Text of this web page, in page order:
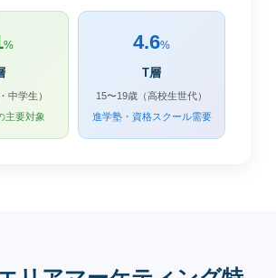
%
中学生）
主要対象
4.6%
T層
15〜19歳（高校生世代）
進学塾・資格スクール需要